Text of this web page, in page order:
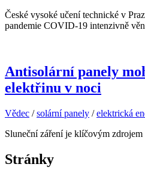
České vysoké učení technické v
pandemie COVID-19 intenzivně
Antisolární panely
elektřinu v noci
Vědec /solární panely /elektrická
Sluneční záření je klíčovým zdrojem
Stránky